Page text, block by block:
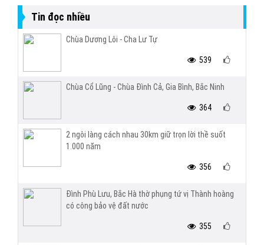
Tin đọc nhiều
Chùa Dương Lôi - Cha Lư Tự
539
Chùa Cổ Lũng - Chùa Đình Cả, Gia Bình, Bắc Ninh
364
2 ngôi làng cách nhau 30km giữ trọn lời thề suốt
1.000 năm
356
Đình Phù Lưu, Bắc Hà thờ phụng tứ vị Thành hoàng
có công bảo vệ đất nước
355